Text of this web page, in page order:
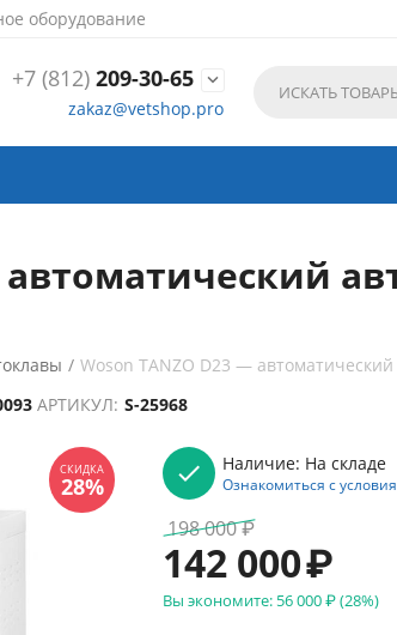
оборудование
+7 (812)209-30-65 
zakaz@vetshop.pro
/ Woson TANZO D23 — автоматический
АРТИКУЛ: S-25968
Наличие: На складе
Ознакомиться с
198 000₽
142 000₽
Вы экономите: 56 000₽(28%)